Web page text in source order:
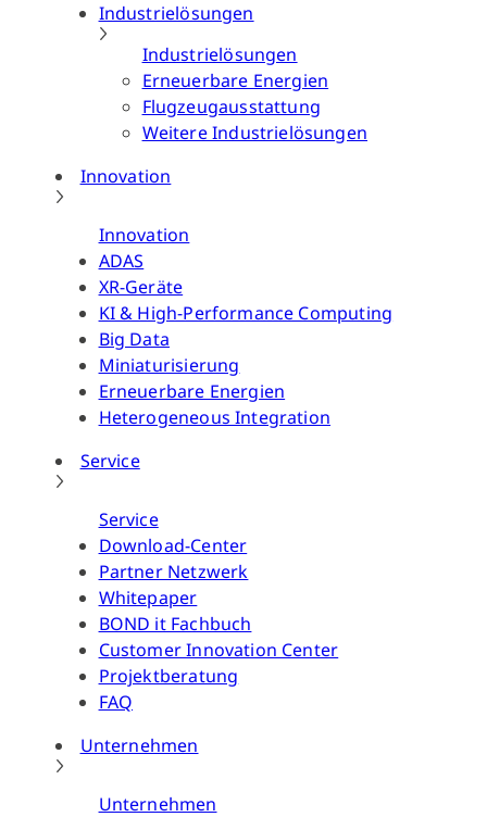
Industrielösungen
Industrielösungen
Erneuerbare Energien
Flugzeugausstattung
Weitere Industrielösungen
Innovation
Innovation
ADAS
XR-Geräte
KI & High-Performance Computing
Big Data
Miniaturisierung
Erneuerbare Energien
Heterogeneous Integration
Service
Service
Download-Center
Partner Netzwerk
Whitepaper
BOND it Fachbuch
Customer Innovation Center
Projektberatung
FAQ
Unternehmen
Unternehmen